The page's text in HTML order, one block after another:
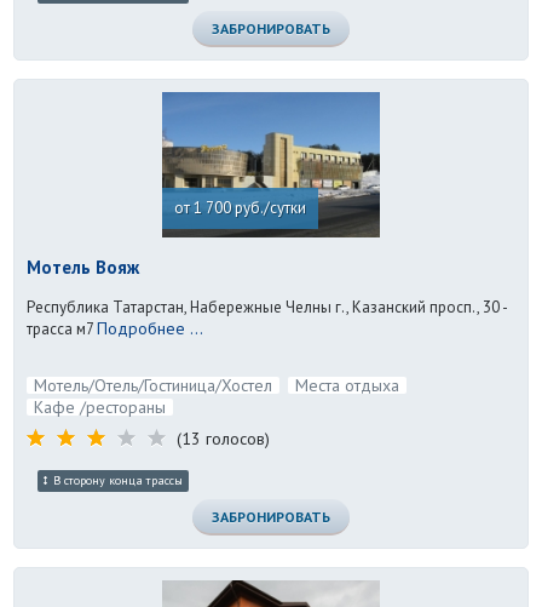
ЗАБРОНИРОВАТЬ
от 1 700 руб./сутки
Мотель Вояж
Республика Татарстан, Набережные Челны г., Казанский просп., 30 -
трасса м7Подробнее ...
Мотель/Отель/Гостиница/Хостел
Места отдыха
Кафе /рестораны
(13 голосов)
В сторону конца трассы
ЗАБРОНИРОВАТЬ